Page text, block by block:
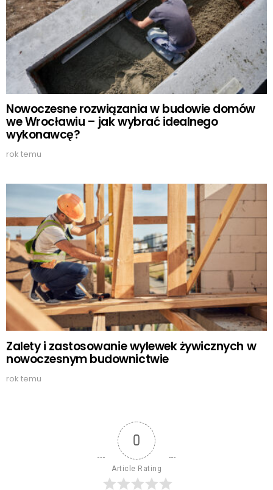
Nowoczesne rozwiązania w budowie domów
we Wrocławiu – jak wybrać idealnego
wykonawcę?
rok temu
Zalety i zastosowanie wylewek żywicznych w
nowoczesnym budownictwie
rok temu
0
Article Rating